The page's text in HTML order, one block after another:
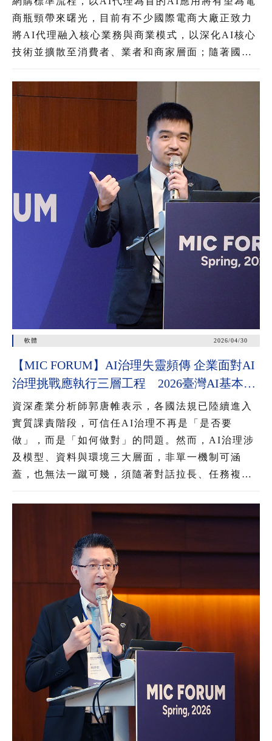
商瓶頸帶來曙光，目前有不少國際電商大廠正致力
將AI代理融入核心業務與商業模式，以深化AI核心
技術並擴散至消費者、業者和商家層面；隨著國內
共識。
軟體 2026/04/30
【MIC FORUM】AI治理失靈頻傳 企業面對AI
治理挑戰應執行三層工程 2026臺灣AI基本法
上路 企業應把握2年布局治理能力
資深產業分析師郭唐帷表示，各國法規已陸續進入
實質課責階段，可信任AI治理不再是「是否要
做」，而是「如何做對」的問題。然而，AI治理涉
及模型、資料與環境三大層面，非單一機制可涵
蓋，也無法一蹴可幾，須隨著對話拉長、任務複雜